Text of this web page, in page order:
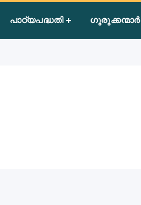
പാഠ്യപദ്ധതി ഗുരുക്കന്മാർ
Group III»Human Values»Truth